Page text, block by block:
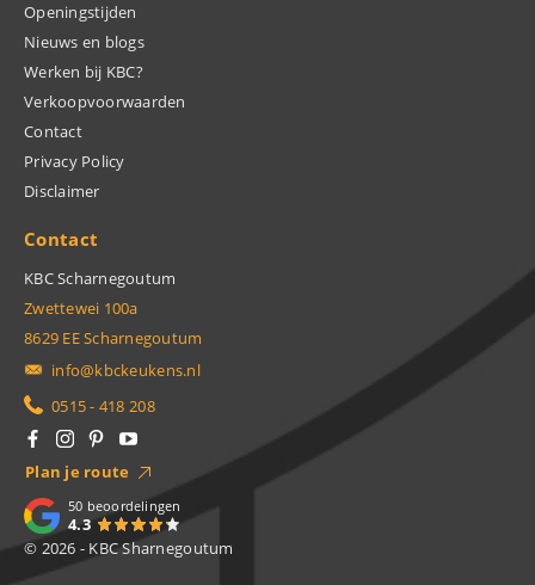
Openingstijden
Nieuws en blogs
Werken bij KBC?
Verkoopvoorwaarden
Contact
Privacy Policy
Disclaimer
Contact
KBC Scharnegoutum
Zwettewei 100a
8629 EE Scharnegoutum
info@kbckeukens.nl
0515 - 418 208
Plan je route
50 beoordelingen
4.3
© 2026 - KBC Sharnegoutum